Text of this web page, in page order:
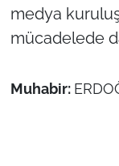
medya
mücadelede
Muhabir: